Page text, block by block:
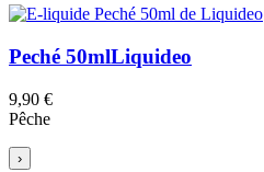
Peché 50mlLiquideo
9,90 €
Pêche
›